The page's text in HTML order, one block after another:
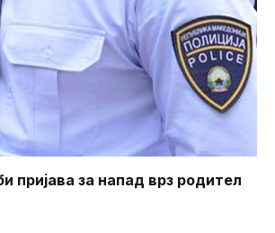
пријава за напад врз родител